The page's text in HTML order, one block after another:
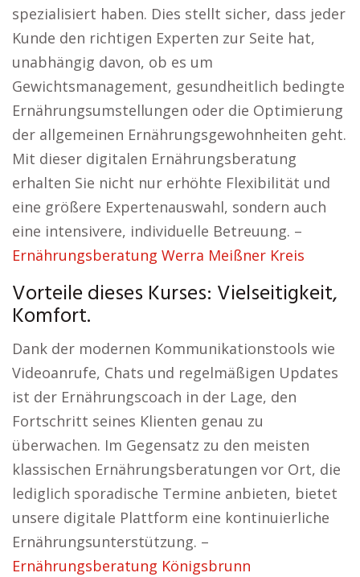
spezialisiert haben. Dies stellt sicher, dass jeder
Kunde den richtigen Experten zur Seite hat,
unabhängig davon, ob es um
Gewichtsmanagement, gesundheitlich bedingte
Ernährungsumstellungen oder die Optimierung
der allgemeinen Ernährungsgewohnheiten geht.
Mit dieser digitalen Ernährungsberatung
erhalten Sie nicht nur erhöhte Flexibilität und
eine größere Expertenauswahl, sondern auch
eine intensivere, individuelle Betreuung. –
Ernährungsberatung Werra Meißner Kreis
Vorteile dieses Kurses: Vielseitigkeit,
Komfort.
Dank der modernen Kommunikationstools wie
Videoanrufe, Chats und regelmäßigen Updates
ist der Ernährungscoach in der Lage, den
Fortschritt seines Klienten genau zu
überwachen. Im Gegensatz zu den meisten
klassischen Ernährungsberatungen vor Ort, die
lediglich sporadische Termine anbieten, bietet
unsere digitale Plattform eine kontinuierliche
Ernährungsunterstützung. –
Ernährungsberatung Königsbrunn